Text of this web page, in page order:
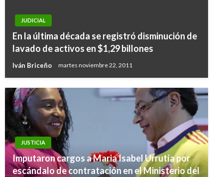
JUDICIAL
En la última década se registró disminución de
lavado de activos en $1,29 billones
Iván Briceño martes noviembre 22, 2011
JUSTICIA
Imputaron cargos a Maria Isabel Urrutía por
escándalo de contratación en el Ministerio del